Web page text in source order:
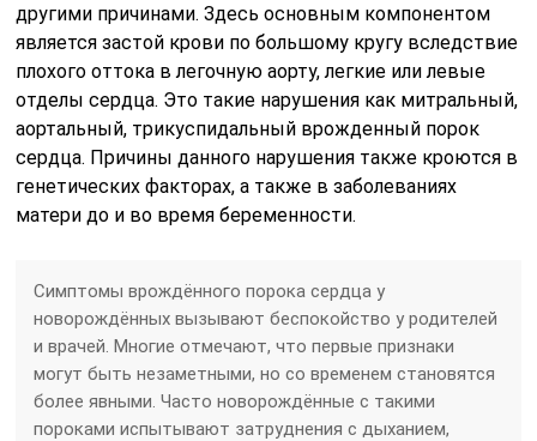
другими причинами. Здесь основным компонентом
является застой крови по большому кругу вследствие
плохого оттока в легочную аорту, легкие или левые
отделы сердца. Это такие нарушения как митральный,
аортальный, трикуспидальный врожденный порок
сердца. Причины данного нарушения также кроются в
генетических факторах, а также в заболеваниях
матери до и во время беременности.
Симптомы врождённого порока сердца у
новорождённых вызывают беспокойство у родителей
и врачей. Многие отмечают, что первые признаки
могут быть незаметными, но со временем становятся
более явными. Часто новорождённые с такими
пороками испытывают затруднения с дыханием,